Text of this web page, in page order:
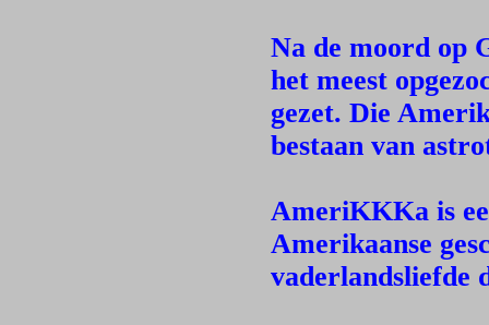
Na de moord op
het meest
gezet. Die
bestaan van
AmeriKKKa is
Amerikaanse
vaderlandsliefde